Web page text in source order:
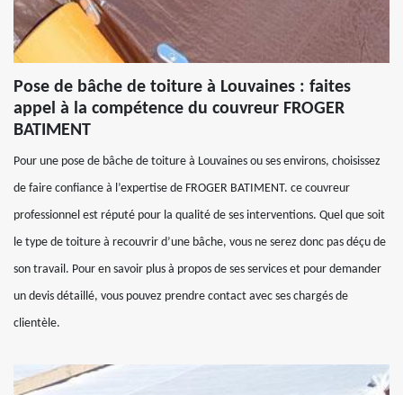
Pose de bâche de toiture à Louvaines : faites
appel à la compétence du couvreur FROGER
BATIMENT
Pour une pose de bâche de toiture à Louvaines ou ses environs, choisissez
de faire confiance à l’expertise de FROGER BATIMENT. ce couvreur
professionnel est réputé pour la qualité de ses interventions. Quel que soit
le type de toiture à recouvrir d’une bâche, vous ne serez donc pas déçu de
son travail. Pour en savoir plus à propos de ses services et pour demander
un devis détaillé, vous pouvez prendre contact avec ses chargés de
clientèle.